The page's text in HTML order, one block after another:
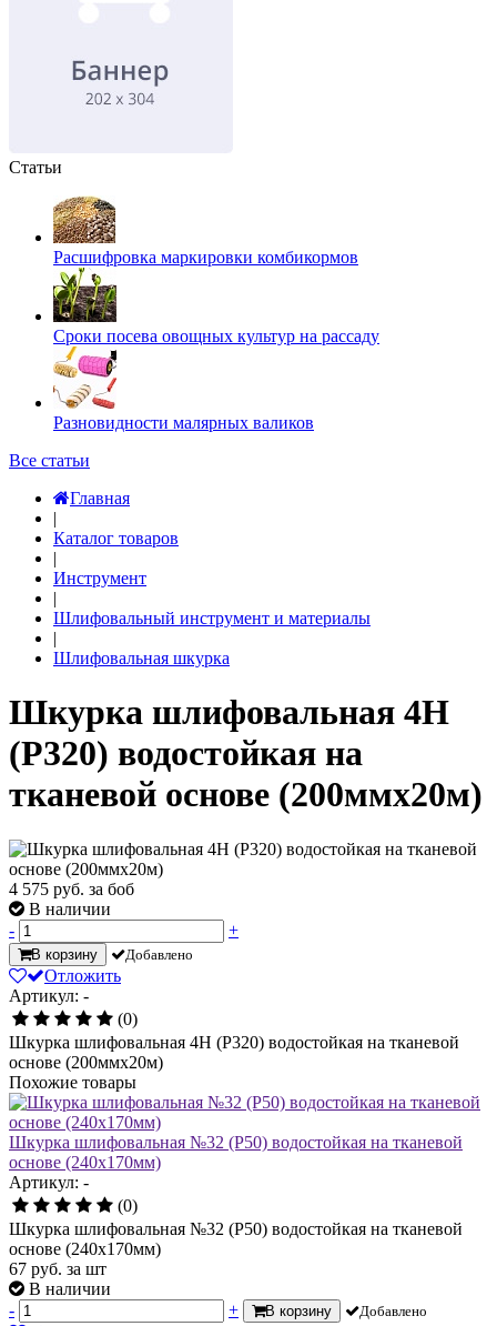
Статьи
Расшифровка маркировки комбикормов
Сроки посева овощных культур на рассаду
Разновидности малярных валиков
Все статьи
Главная
|
Каталог товаров
|
Инструмент
|
Шлифовальный инструмент и материалы
|
Шлифовальная шкурка
Шкурка шлифовальная 4Н
(Р320) водостойкая на
тканевой основе (200ммх20м)
4 575 руб. за боб
В наличии
-
+
В корзину Добавлено
Отложить
Артикул: -
(0)
Шкурка шлифовальная 4Н (Р320) водостойкая на тканевой
основе (200ммх20м)
Похожие товары
Шкурка шлифовальная №32 (Р50) водостойкая на тканевой
основе (240х170мм)
Артикул: -
(0)
Шкурка шлифовальная №32 (Р50) водостойкая на тканевой
основе (240х170мм)
67 руб. за шт
В наличии
-
+ В корзину Добавлено